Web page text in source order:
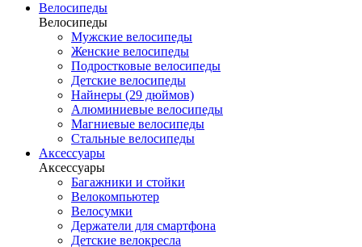
Велосипеды
Велосипеды
Мужские велосипеды
Женские велосипеды
Подростковые велосипеды
Детские велосипеды
Найнеры (29 дюймов)
Алюминиевые велосипеды
Магниевые велосипеды
Стальные велосипеды
Аксессуары
Аксессуары
Багажники и стойки
Велокомпьютер
Велосумки
Держатели для смартфона
Детские велокресла